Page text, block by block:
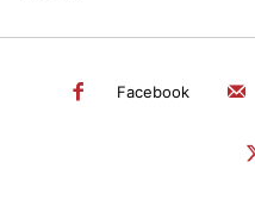
Facebook